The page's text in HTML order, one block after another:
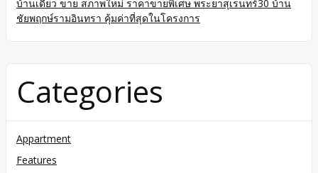
บ้านเดี่ยว ขาย สภาพใหม่ ราคาขายพิเศษ พระยาสุเรนทร์30 บ้าน
ชัยพฤกษ์รามอินทรา คุ้มค่าที่สุดในโครงการ
Categories
Appartment
Features